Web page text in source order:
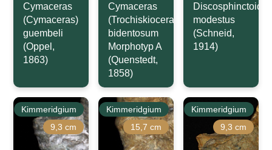
Cymaceras
(Cymaceras)
guembeli
(Oppel,
1863)
Cymaceras
(Trochiskioceras)
bidentosum
Morphotyp A
(Quenstedt,
1858)
Discosphinctoides
modestus
(Schneid,
1914)
Kimmeridgium
9,3 cm
Kimmeridgium
15,7 cm
Kimmeridgium
9,3 cm